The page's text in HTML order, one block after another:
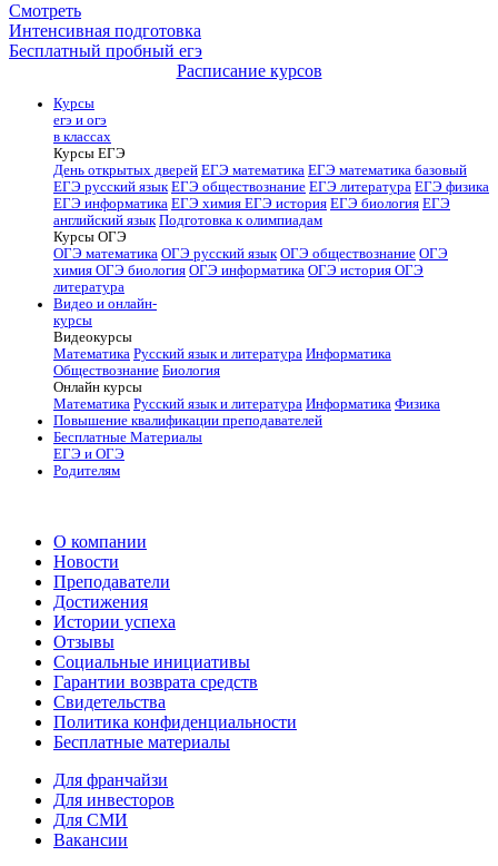
Смотреть
Интенсивная подготовка
Бесплатный пробный егэ
Расписание курсов
Курсы
егэ и огэ
в классах
Курсы ЕГЭ
День открытых дверей ЕГЭ математика ЕГЭ математика базовый
ЕГЭ русский язык ЕГЭ обществознание ЕГЭ литература ЕГЭ физика
ЕГЭ информатика ЕГЭ химия ЕГЭ история ЕГЭ биология ЕГЭ
английский язык Подготовка к олимпиадам
Курсы ОГЭ
ОГЭ математика ОГЭ русский язык ОГЭ обществознание ОГЭ
химия ОГЭ биология ОГЭ информатика ОГЭ история ОГЭ
литература
Видео и онлайн-
курсы
Видеокурсы
Математика Русский язык и литература Информатика
Обществознание Биология
Онлайн курсы
Математика Русский язык и литература Информатика Физика
Повышение квалификации преподавателей
Бесплатные Материалы
ЕГЭ и ОГЭ
Родителям
О компании
Новости
Преподаватели
Достижения
Истории успеха
Отзывы
Социальные инициативы
Гарантии возврата средств
Свидетельства
Политика конфиденциальности
Бесплатные материалы
Для франчайзи
Для инвесторов
Для СМИ
Вакансии